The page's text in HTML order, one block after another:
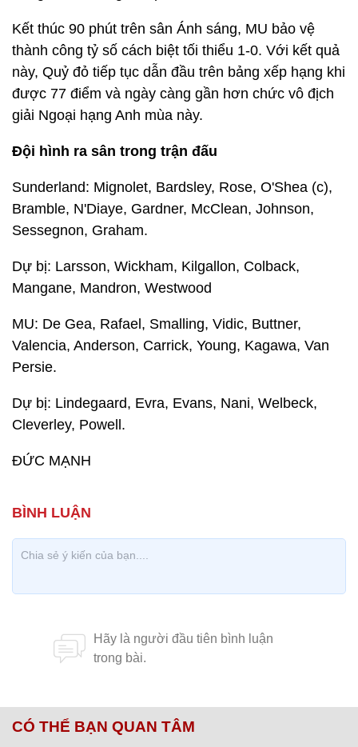
Kết thúc 90 phút trên sân Ánh sáng, MU bảo vệ
thành công tỷ số cách biệt tối thiểu 1-0. Với kết quả
này, Quỷ đỏ tiếp tục dẫn đầu trên bảng xếp hạng khi
được 77 điểm và ngày càng gần hơn chức vô địch
giải Ngoại hạng Anh mùa này.
Đội hình ra sân trong trận đấu
Sunderland: Mignolet, Bardsley, Rose, O'Shea (c),
Bramble, N'Diaye, Gardner, McClean, Johnson,
Sessegnon, Graham.
Dự bị: Larsson, Wickham, Kilgallon, Colback,
Mangane, Mandron, Westwood
MU: De Gea, Rafael, Smalling, Vidic, Buttner,
Valencia, Anderson, Carrick, Young, Kagawa, Van
Persie.
Dự bị: Lindegaard, Evra, Evans, Nani, Welbeck,
Cleverley, Powell.
ĐỨC MẠNH
CÓ THỂ BẠN QUAN TÂM